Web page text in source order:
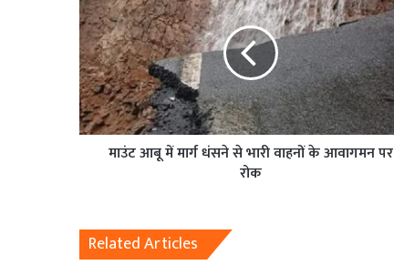
माउंट आबू में मार्ग धंसने से भारी वाहनों के आवागमन पर
रोक
Related Articles